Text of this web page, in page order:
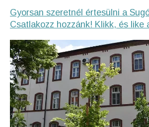
Gyorsan szeretnél értesülni a
Csatlakozz hozzánk! Klikk, és like